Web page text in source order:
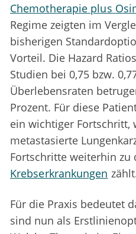
Chemotherapie plus
Regime zeigten im
bisherigen
Vorteil. Die Hazard
Studien bei 0,75 bzw.
Überlebensraten
Prozent. Für diese
ein wichtiger Fortschritt,
metastasierte
Fortschritte weiterhin zu
Krebserkrankungen
Für die Praxis bedeutet
sind nun als